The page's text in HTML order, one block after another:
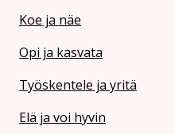
Koe ja näe
Opi ja kasvata
Työskentele ja yritä
Elä ja voi hyvin